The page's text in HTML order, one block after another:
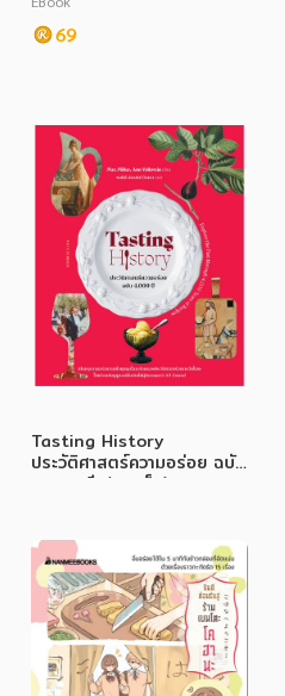
69
Tasting History
ประวัติศาสตร์ความอร่อย ฉบับ
4000 ปี (ปกแข็ง)